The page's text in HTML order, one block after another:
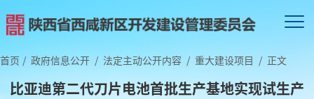
首页 / 政府信息公开 / 法定主动公开内容 / 重大建设项目 / 正文
比亚迪第二代刀片电池首批生产基地实现试生产